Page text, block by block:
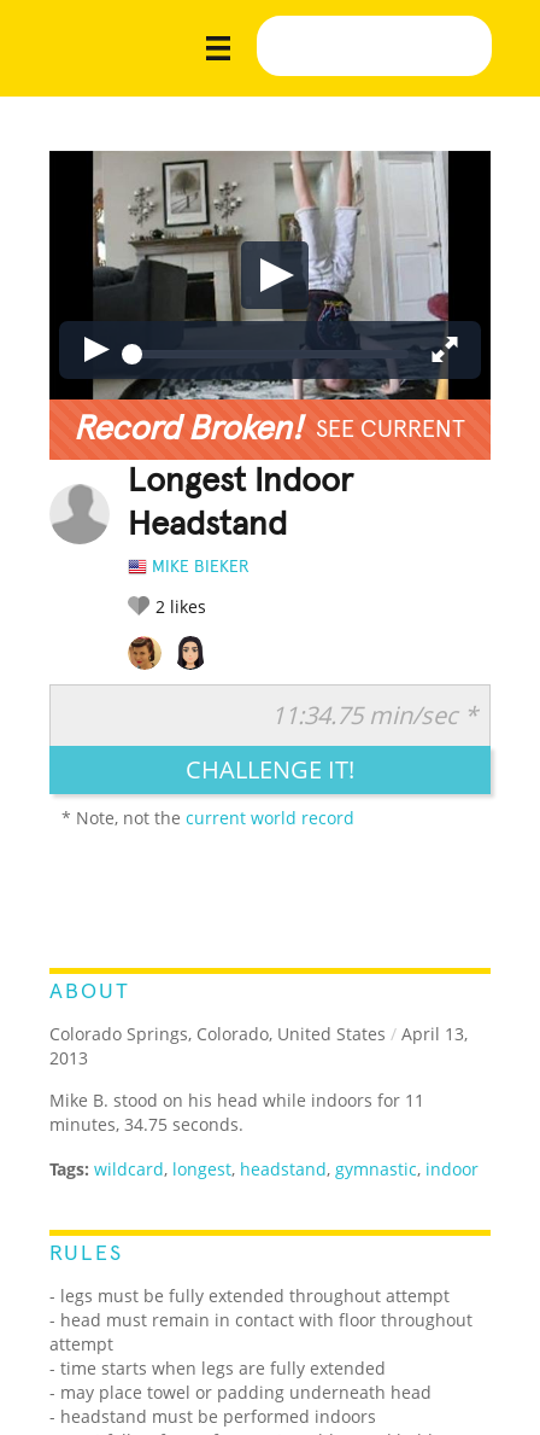
Record Broken! SEE CURRENT
Longest Indoor
Headstand
MIKE BIEKER
2 likes
LEGENDARY FUNNY CUTE CREATIVE
11:34.75 min/sec *
CHALLENGE IT!
* Note, not thecurrent world record
ABOUT
Colorado Springs, Colorado, United States / April 13,
2013
Mike B. stood on his head while indoors for 11
minutes, 34.75 seconds.
Tags: wildcard, longest, headstand, gymnastic, indoor
RULES
- legs must be fully extended throughout attempt
- head must remain in contact with floor throughout
attempt
- time starts when legs are fully extended
- may place towel or padding underneath head
- headstand must be performed indoors